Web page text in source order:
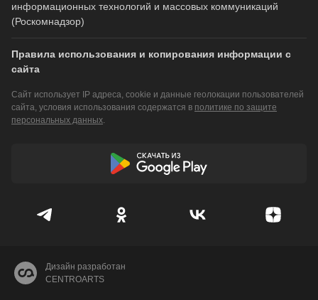
информационных технологий и массовых коммуникаций
(Роскомнадзор)
Правила использования и копирования информации с
сайта
Сайт использует IP адреса, cookie и данные геолокации пользователей
сайта, условия использования содержатся в политике по защите
персональных данных.
Дизайн разработан
CENTROARTS